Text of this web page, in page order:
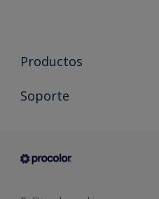
Productos
Todos los productos
Condiciones generales de venta
Soporte
Sobre Procolor